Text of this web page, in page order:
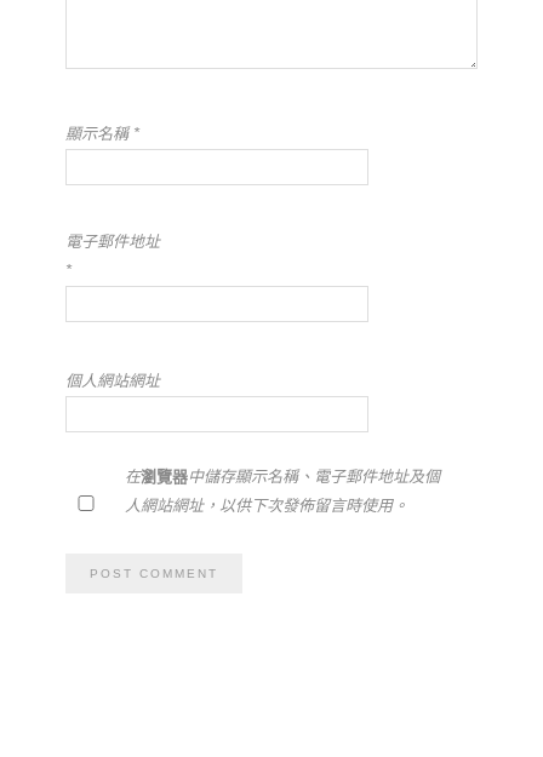
顯示名稱 *
電子郵件地址
*
個人網站網址
在瀏覽器中儲存顯示名稱、電子郵件地址及個
人網站網址，以供下次發佈留言時使用。